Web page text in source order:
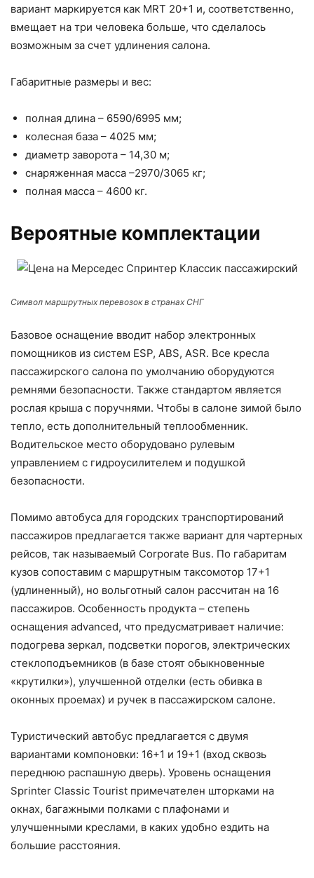
вариант маркируется как MRT 20+1 и, соответственно,
вмещает на три человека больше, что сделалось
возможным за счет удлинения салона.
Габаритные размеры и вес:
полная длина – 6590/6995 мм;
колесная база – 4025 мм;
диаметр заворота – 14,30 м;
снаряженная масса –2970/3065 кг;
полная масса – 4600 кг.
Вероятные комплектации
Символ маршрутных перевозок в странах СНГ
Базовое оснащение вводит набор электронных
помощников из систем ESP, ABS, ASR. Все кресла
пассажирского салона по умолчанию оборудуются
ремнями безопасности. Также стандартом является
рослая крыша с поручнями. Чтобы в салоне зимой было
тепло, есть дополнительный теплообменник.
Водительское место оборудовано рулевым
управлением с гидроусилителем и подушкой
безопасности.
Помимо автобуса для городских транспортирований
пассажиров предлагается также вариант для чартерных
рейсов, так называемый Corporate Bus. По габаритам
кузов сопоставим с маршрутным таксомотор 17+1
(удлиненный), но вольготный салон рассчитан на 16
пассажиров. Особенность продукта – степень
оснащения advanced, что предусматривает наличие:
подогрева зеркал, подсветки порогов, электрических
стеклоподъемников (в базе стоят обыкновенные
«крутилки»), улучшенной отделки (есть обивка в
оконных проемах) и ручек в пассажирском салоне.
Туристический автобус предлагается с двумя
вариантами компоновки: 16+1 и 19+1 (вход сквозь
переднюю распашную дверь). Уровень оснащения
Sprinter Classic Tourist примечателен шторками на
окнах, багажными полками с плафонами и
улучшенными креслами, в каких удобно ездить на
большие расстояния.